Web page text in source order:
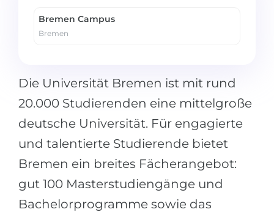
Bremen Campus
Bremen
Die Universität Bremen ist mit rund
20.000 Studierenden eine mittelgroße
deutsche Universität. Für engagierte
und talentierte Studierende bietet
Bremen ein breites Fächerangebot:
gut 100 Masterstudiengänge und
Bachelorprogramme sowie das